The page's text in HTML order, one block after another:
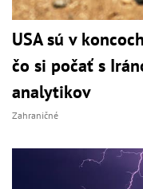
USA sú v
čo si počať s
analytikov
Zahraničné